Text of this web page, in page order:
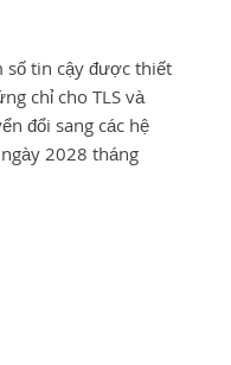
số tin cậy được thiết
chỉ cho TLS và
đổi sang các hệ
2028 tháng